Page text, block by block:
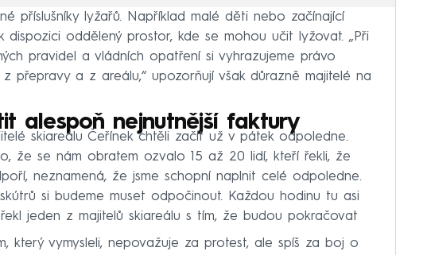
příslušníky lyžařů. Například malé děti nebo začínající
dispozici oddělený prostor, kde se mohou učit lyžovat. „Při
pravidel a vládních opatření si vyhrazujeme právo
přepravy a z areálu,“ upozorňují však důrazně majitelé na
alespoň nejnutnější faktury
skiareálu Čeřínek chtěli začít už v pátek odpoledne.
že se nám obratem ozvalo 15 až 20 lidí, kteří řekli, že
neznamená, že jsme schopní naplnit celé odpoledne.
si budeme muset odpočinout. Každou hodinu tu asi
jeden z majitelů skiareálu s tím, že budou pokračovat
který vymysleli, nepovažuje za protest, ale spíš za boj o